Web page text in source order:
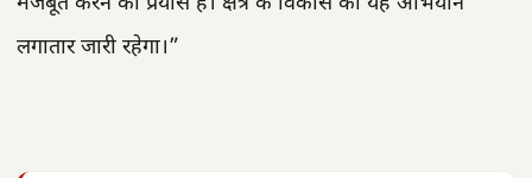
लगातार जारी रहेगा।”